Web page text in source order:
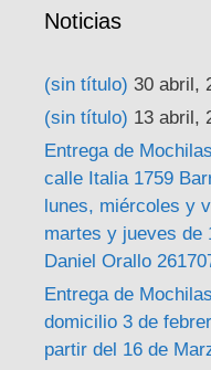
Noticias
(sin título) 30 abril,
(sin título) 13 abril,
Entrega de
calle Italia 1759
lunes, miércoles y
martes y jueves de
Daniel Orallo
Entrega de
domicilio 3 de
partir del 16 de